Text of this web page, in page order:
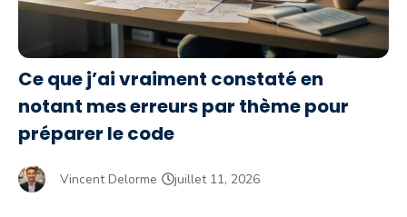
Ce que j’ai vraiment constaté en
notant mes erreurs par thème pour
préparer le code
Vincent Delorme juillet 11, 2026